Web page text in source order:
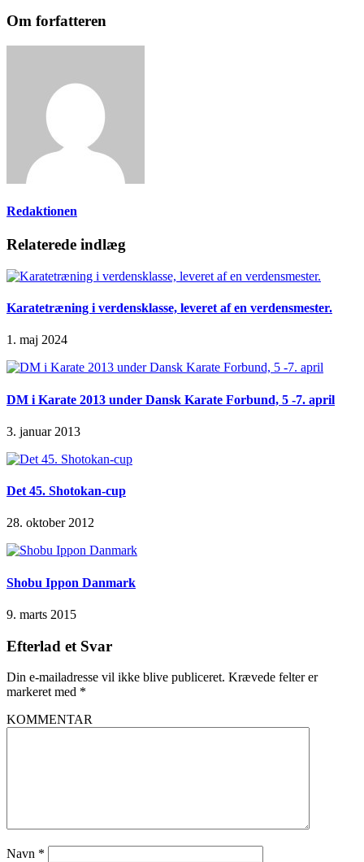
Om forfatteren
Redaktionen
Relaterede indlæg
Karatetræning i verdensklasse, leveret af en verdensmester.
1. maj 2024
DM i Karate 2013 under Dansk Karate Forbund, 5 -7. april
3. januar 2013
Det 45. Shotokan-cup
28. oktober 2012
Shobu Ippon Danmark
9. marts 2015
Efterlad et Svar
Din e-mailadresse vil ikke blive publiceret. Krævede felter er
markeret med *
KOMMENTAR
Navn *